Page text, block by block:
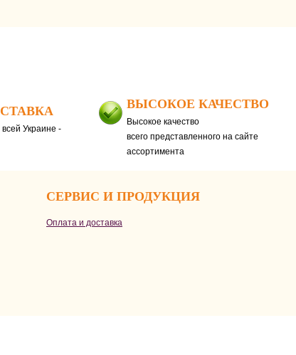
Украине -
ВЫСОКОЕ КАЧЕСТВО
Высокое качество
всего представленного на сайте
ассортимента
СЕРВИС И ПРОДУКЦИЯ
Оплата и доставка